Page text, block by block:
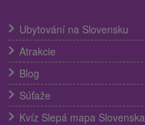
Ubytování na Slovensku
Atrakcie
Blog
Súťaže
Kvíz Slepá mapa Slovenska